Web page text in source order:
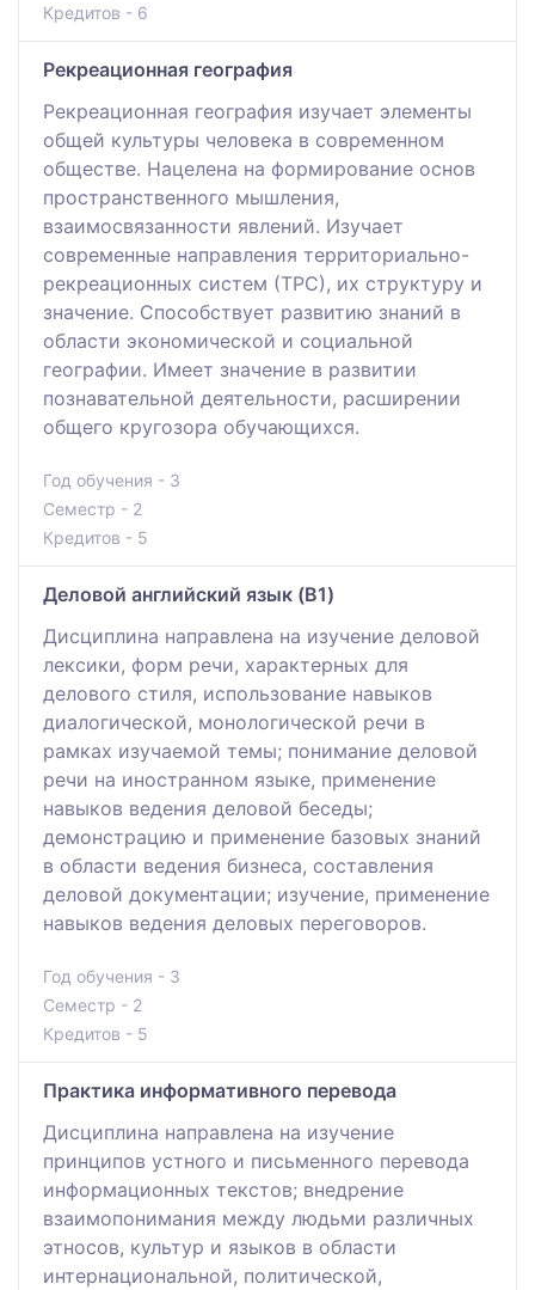
Кредитов - 6
Рекреационная география
Рекреационная география изучает элементы
общей культуры человека в современном
обществе. Нацелена на формирование основ
пространственного мышления,
взаимосвязанности явлений. Изучает
современные направления территориально-
рекреационных систем (ТРС), их структуру и
значение. Способствует развитию знаний в
области экономической и социальной
географии. Имеет значение в развитии
познавательной деятельности, расширении
общего кругозора обучающихся.
Год обучения - 3
Семестр - 2
Кредитов - 5
Деловой английский язык (B1)
Дисциплина направлена на изучение деловой
лексики, форм речи, характерных для
делового стиля, использование навыков
диалогической, монологической речи в
рамках изучаемой темы; понимание деловой
речи на иностранном языке, применение
навыков ведения деловой беседы;
демонстрацию и применение базовых знаний
в области ведения бизнеса, составления
деловой документации; изучение, применение
навыков ведения деловых переговоров.
Год обучения - 3
Семестр - 2
Кредитов - 5
Практика информативного перевода
Дисциплина направлена на изучение
принципов устного и письменного перевода
информационных текстов; внедрение
взаимопонимания между людьми различных
этносов, культур и языков в области
интернациональной, политической,